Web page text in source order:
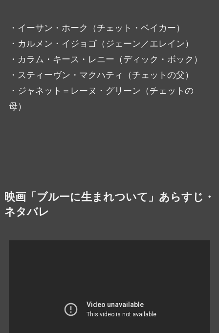
・イーサン・ホーク（チェット・ベイカー）
・カルメン・イジョゴ（ジェーン／エレイン）
・カラム・キース・レニー（ディック・ボック）
・スティーヴン・マクハティ（チェットの父）
・ジャネット＝レーヌ・グリーン（チェットの
母）
映画「ブルーに生まれついて」あらすじ・
ネタバレ